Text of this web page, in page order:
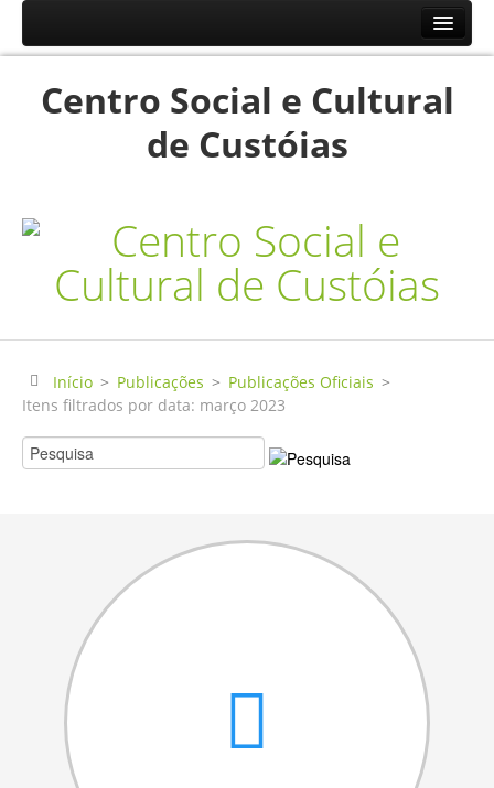
Resp.Sociais
Centro de Convívio
Serviço de Apoio Domiciliário
Agenda
Historial
Publicações
Notícias
Galerias Fotográficas
Dia da Amizade
Dia da Mulher
Dia do Pai
Festejos da Páscoa
Centro Social e Cultural
de Custóias
Início > Publicações > Publicações Oficiais >
Itens filtrados por data: março 2023